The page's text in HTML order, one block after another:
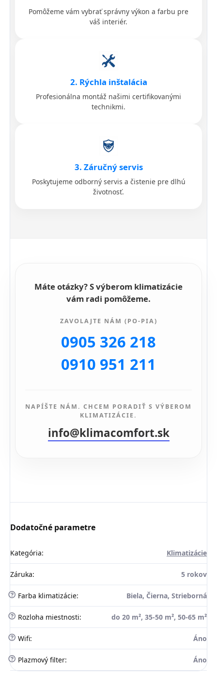
Pomôžeme vám vybrať správny výkon a farbu pre
váš interiér.
2. Rýchla inštalácia
Profesionálna montáž našimi certifikovanými
technikmi.
3. Záručný servis
Poskytujeme odborný servis a čistenie pre dlhú
životnosť.
Máte otázky? S výberom klimatizácie
vám radi pomôžeme.
ZAVOLAJTE NÁM (PO-PIA)
0905 326 218
0910 951 211
NAPÍŠTE NÁM. CHCEM PORADIŤ S VÝBEROM
KLIMATIZÁCIE.
info@klimacomfort.sk
Dodatočné parametre
Kategória: Klimatizácie
Záruka: 5 rokov
? Farba klimatizácie: Biela, Čierna, Strieborná
? Rozloha miestnosti: do 20 m², 35-50 m², 50-65 m²
? Wifi: Áno
? Plazmový filter: Áno